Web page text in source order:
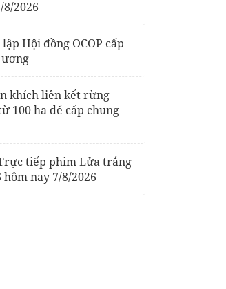
8/2026
Hội đồng OCOP cấp
khích liên kết rừng
100 ha để cấp chung
tiếp phim Lửa trắng
hôm nay 7/8/2026